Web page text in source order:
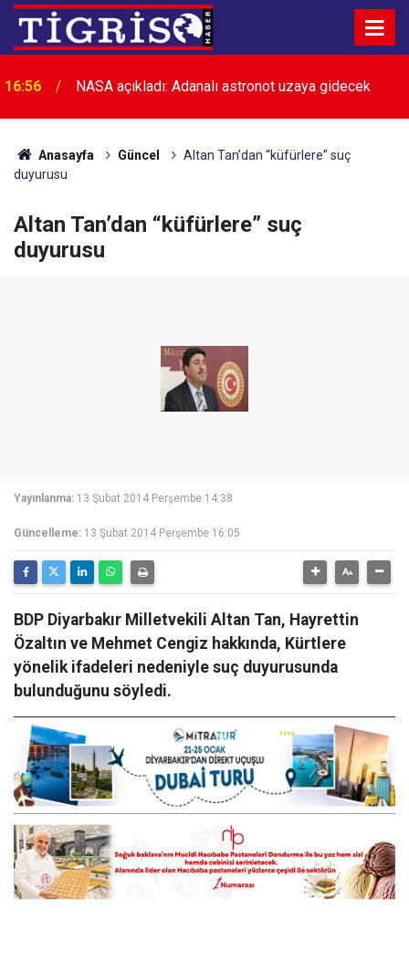
16:56 NASA açıkladı: Adanalı astronot uzaya gidecek
Anasayfa Güncel
Altan Tan’dan “küfürlere” suç
duyurusu
Altan Tan’dan “küfürlere” suç
duyurusu
Yayınlanma: 13 Şubat 2014 Perşembe 14:38
Güncelleme: 13 Şubat 2014 Perşembe 16:05
BDP Diyarbakır Milletvekili Altan Tan, Hayrettin
Özaltın ve Mehmet Cengiz hakkında, Kürtlere
yönelik ifadeleri nedeniyle suç duyurusunda
bulunduğunu söyledi.